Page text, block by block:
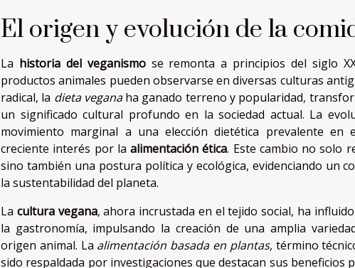
El origen y evolución de la
La historia del veganismose remonta a principios del siglo
productos animales pueden observarse en diversas culturas
radical, la dieta veganaha ganado terreno y popularidad,
un significado cultural profundo en la sociedad actual. La
movimiento marginal a una elección dietética prevalente en
creciente interés por laalimentación ética. Este cambio no solo
sino también una postura política y ecológica, evidenciando un
la sustentabilidad del planeta.
La cultura vegana, ahora incrustada en el tejido social, ha
la gastronomía, impulsando la creación de una amplia
origen animal. La alimentación basada en plantas, término
sido respaldada por investigaciones que destacan sus beneficios